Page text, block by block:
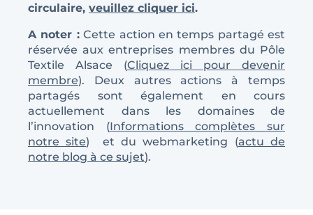
circulaire, veuillez cliquer ici.
A noter :Cette action en temps partagé est
réservée aux entreprises membres du Pôle
Textile Alsace (Cliquez ici pour devenir
membre). Deux autres actions à temps
partagés sont également en cours
actuellement dans les domaines de
l’innovation (Informations complètes sur
notre site) et du webmarketing (actu de
notre blog à ce sujet).